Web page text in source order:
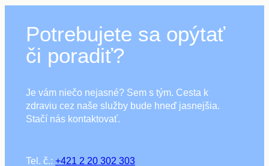
Potrebujete sa opýtať
či poradiť?
Je vám niečo nejasné? Sem s tým. Cesta k
zdraviu cez naše služby bude hneď jasnejšia.
Stačí nás kontaktovať.
Tel. č.: +421 2 20 302 303